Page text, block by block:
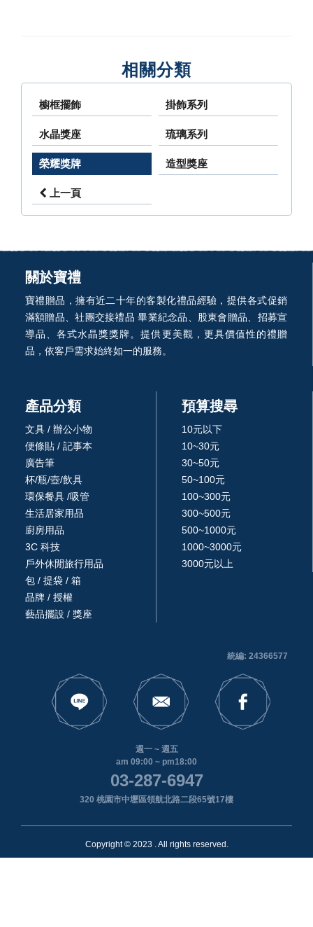
相關分類
櫥框擺飾 掛飾系列
水晶獎座 琉璃系列
榮耀獎牌 造型獎座
上一頁
關於寶禮
寶禮贈品，擁有近二十年的客製化禮品經驗，提供各式促銷
滿額贈品、社團交接禮品 畢業紀念品、股東會贈品、招募宣
導品、各式水晶獎獎牌。提供更美觀，更具價值性的禮贈
品，依客戶需求始終如一的服務。
產品分類
文具 / 辦公小物
便條貼 / 記事本
廣告筆
杯/瓶/壺/飲具
環保餐具 /吸管
生活居家用品
廚房用品
3C 科技
戶外休閒旅行用品
包 / 提袋 / 箱
品牌 / 授權
藝品擺設 / 獎座
預算搜尋
10元以下
10~30元
30~50元
50~100元
100~300元
300~500元
500~1000元
1000~3000元
3000元以上
統編: 24366577
週一 ~ 週五
am 09:00 ~ pm18:00
03-287-6947
320 桃園市中壢區領航北路二段65號17樓
Copyright © 2023 . All rights reserved.